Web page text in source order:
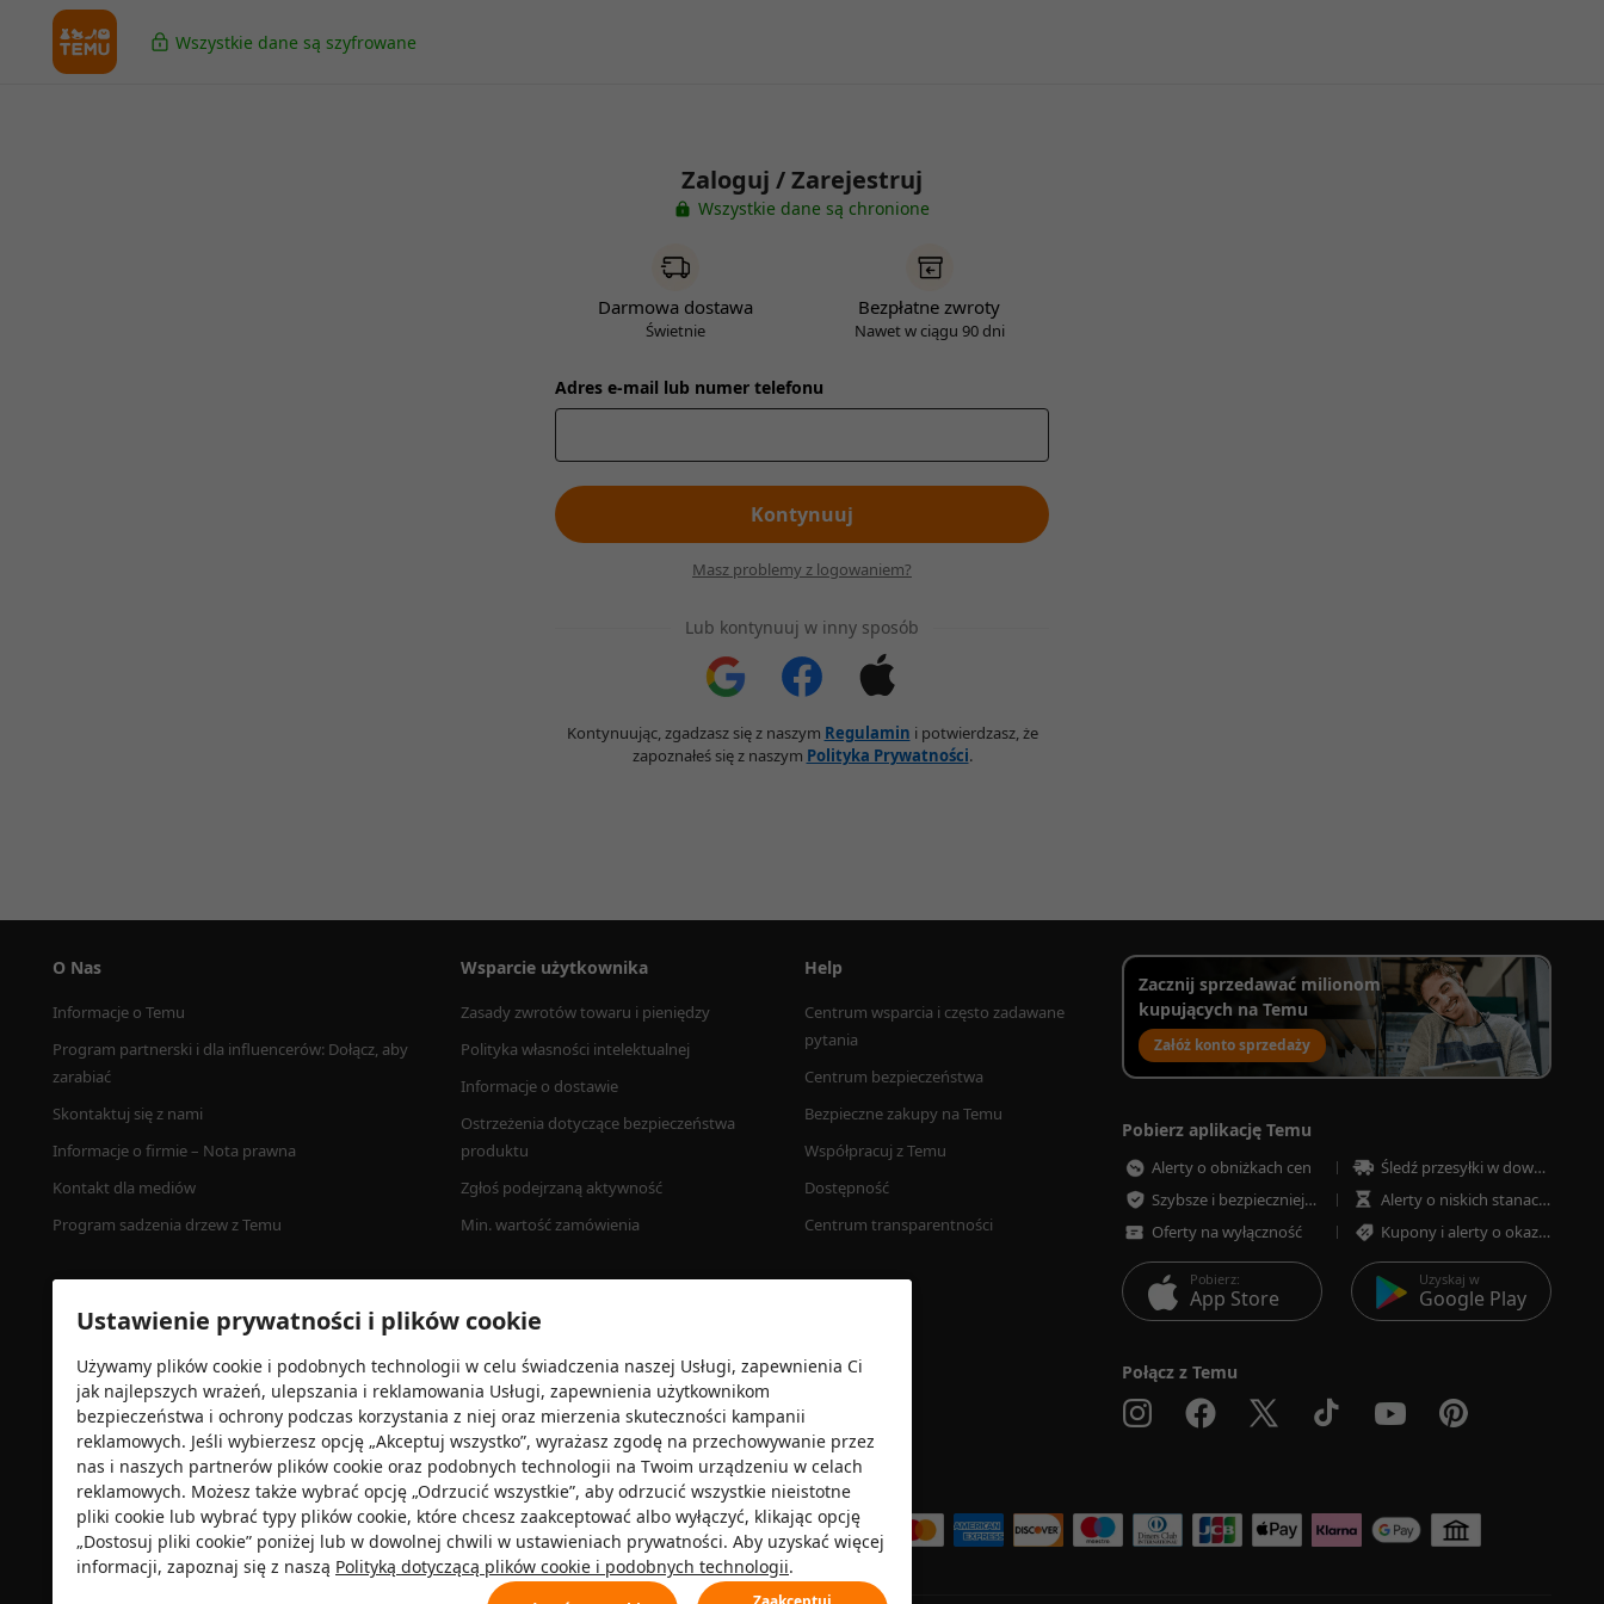
Wszystkie dane są szyfrowane
Zaloguj / Zarejestruj
Wszystkie dane są chronione
Darmowa dostawa
Świetnie
Bezpłatne zwroty
Nawet w ciągu 90 dni
Adres e-mail lub numer telefonu
Kontynuuj
Masz problemy z logowaniem?
Lub kontynuuj w inny sposób
Kontynuując, zgadzasz się z naszym Regulamin i potwierdzasz, że
zapoznałeś się z naszym Polityka Prywatności.
O Nas
Informacje o Temu
Program partnerski i dla influencerów: Dołącz, aby
zarabiać
Skontaktuj się z nami
Informacje o firmie – Nota prawna
Kontakt dla mediów
Program sadzenia drzew z Temu
Wsparcie użytkownika
Zasady zwrotów towaru i pieniędzy
Polityka własności intelektualnej
Informacje o dostawie
Ostrzeżenia dotyczące bezpieczeństwa
produktu
Zgłoś podejrzaną aktywność
Min. wartość zamówienia
Help
Centrum wsparcia i często zadawane
pytania
Centrum bezpieczeństwa
Bezpieczne zakupy na Temu
Współpracuj z Temu
Dostępność
Centrum transparentności
Zacznij sprzedawać milionom
kupujących na Temu
Załóż konto sprzedaży
Pobierz aplikację Temu
Alerty o obniżkach cen
Śledź przesyłki w dowolnym momencie
Szybsze i bezpieczniejsze płatności
Alerty o niskich stanach magazynowych
Oferty na wyłączność
Kupony i alerty o okazjach
Pobierz:
App Store
Uzyskaj w
Google Play
Połącz z Temu
Certyfikat zabezpieczeń Akceptujemy
Ustawienie prywatności i plików cookie
Używamy plików cookie i podobnych technologii w celu świadczenia naszej Usługi, zapewnienia Ci
jak najlepszych wrażeń, ulepszania i reklamowania Usługi, zapewnienia użytkownikom
bezpieczeństwa i ochrony podczas korzystania z niej oraz mierzenia skuteczności kampanii
reklamowych. Jeśli wybierzesz opcję „Akceptuj wszystko”, wyrażasz zgodę na przechowywanie przez
nas i naszych partnerów plików cookie oraz podobnych technologii na Twoim urządzeniu w celach
reklamowych. Możesz także wybrać opcję „Odrzucić wszystkie”, aby odrzucić wszystkie nieistotne
pliki cookie lub wybrać typy plików cookie, które chcesz zaakceptować albo wyłączyć, klikając opcję
„Dostosuj pliki cookie” poniżej lub w dowolnej chwili w ustawieniach prywatności. Aby uzyskać więcej
informacji, zapoznaj się z naszą Polityką dotyczącą plików cookie i podobnych technologii.